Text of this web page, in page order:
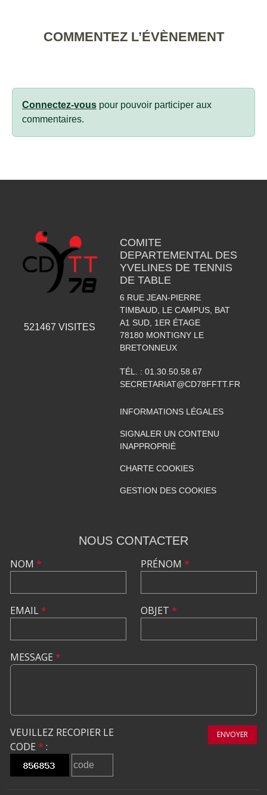
COMMENTEZ L’ÉVÈNEMENT
Connectez-vous pour pouvoir participer aux
commentaires.
521467 VISITES
COMITE
DEPARTEMENTAL DES
YVELINES DE TENNIS
DE TABLE
6 RUE JEAN-PIERRE
TIMBAUD, LE CAMPUS, BAT
A1 SUD, 1ER ÉTAGE
78180 MONTIGNY LE
BRETONNEUX
TÉL. : 01.30.50.58.67
SECRETARIAT@CD78FFTT.FR
INFORMATIONS LÉGALES
SIGNALER UN CONTENU
INAPPROPRIÉ
CHARTE COOKIES
GESTION DES COOKIES
NOUS CONTACTER
NOM *
EMAIL*
PRÉNOM *
OBJET *
MESSAGE *
VEUILLEZ RECOPIER LE
CODE * :
ENVOYER